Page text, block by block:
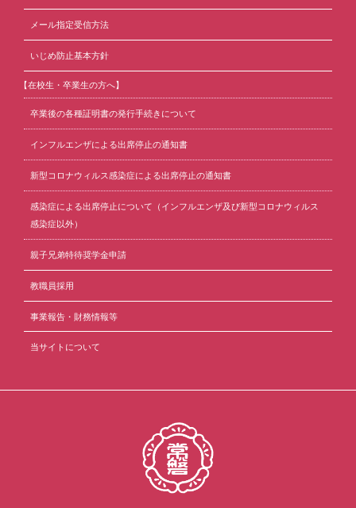
メール指定受信方法
いじめ防止基本方針
【在校生・卒業生の方へ】
卒業後の各種証明書の発行手続きについて
インフルエンザによる出席停止の通知書
新型コロナウィルス感染症による出席停止の通知書
感染症による出席停止について（インフルエンザ及び新型コロナウィルス
感染症以外）
親子兄弟特待奨学金申請
教職員採用
事業報告・財務情報等
当サイトについて